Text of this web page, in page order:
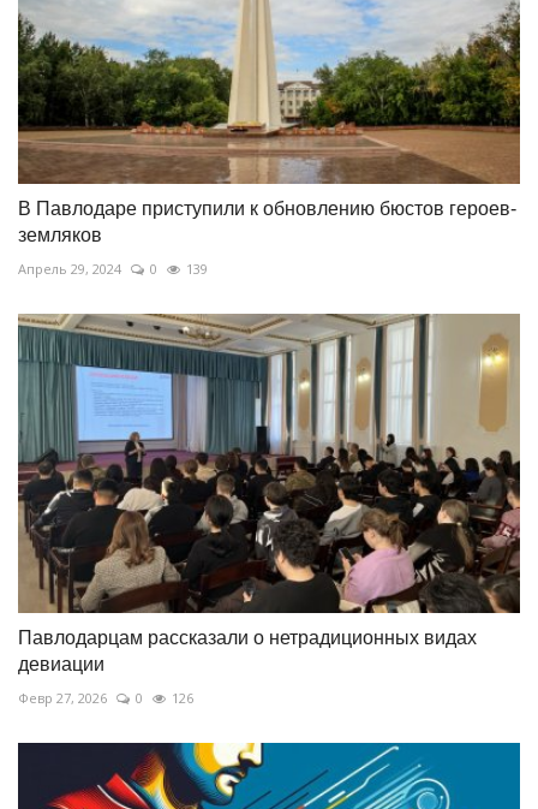
В Павлодаре приступили к обновлению бюстов героев-
земляков
Апрель 29, 2024 0 139
Павлодарцам рассказали о нетрадиционных видах
девиации
Февр 27, 2026 0 126